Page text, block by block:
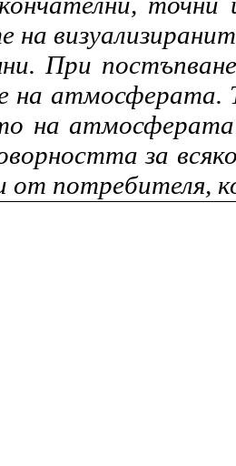
При
атмосферата.
на
за
от потребителя,